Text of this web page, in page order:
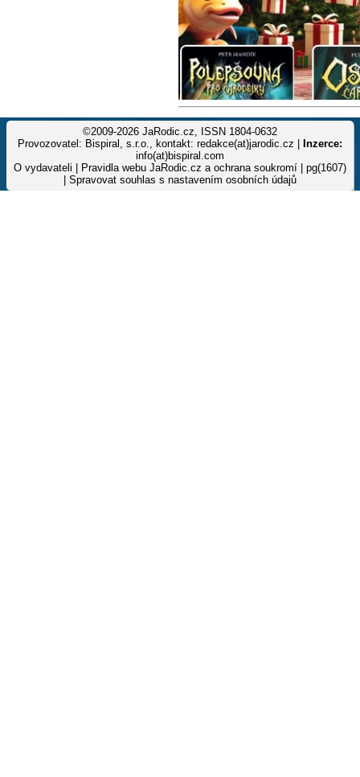
©2009-2026 JaRodic.cz, ISSN 1804-0632
Provozovatel: Bispiral, s.r.o., kontakt: redakce(at)jarodic.cz |
Inzerce:
info(at)bispiral.com
O vydavateli
Pravidla webu JaRodic.cz a ochrana soukromí | pg(1607)
Spravovat souhlas s nastavením osobních údajů